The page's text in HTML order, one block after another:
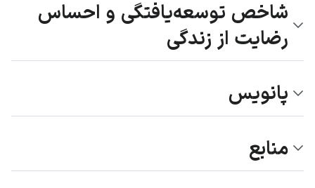
شاخص توسعه‌یافتگی و احساس
رضایت از زندگی
پانویس
منابع